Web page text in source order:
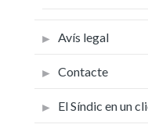
Avís legal
Contacte
El Síndic en un